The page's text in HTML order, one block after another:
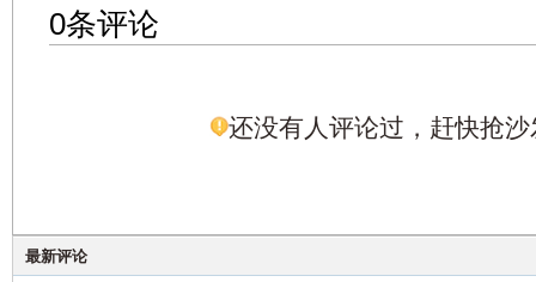
0条评论
还没有人评论过，赶快抢沙
最新评论